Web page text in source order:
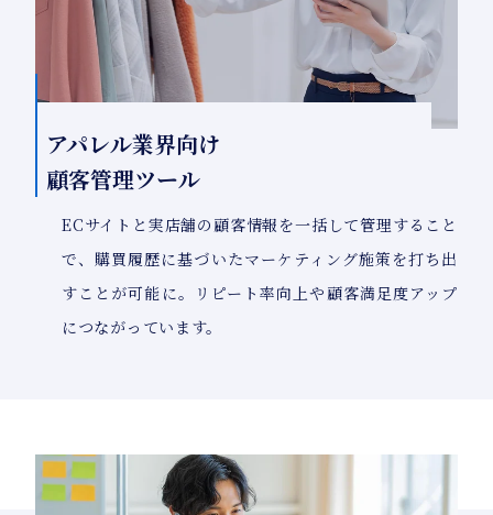
アパレル業界向け
顧客管理ツール
ECサイトと実店舗の顧客情報を一括して管理すること
で、購買履歴に基づいたマーケティング施策を打ち出
すことが可能に。リピート率向上や顧客満足度アップ
につながっています。